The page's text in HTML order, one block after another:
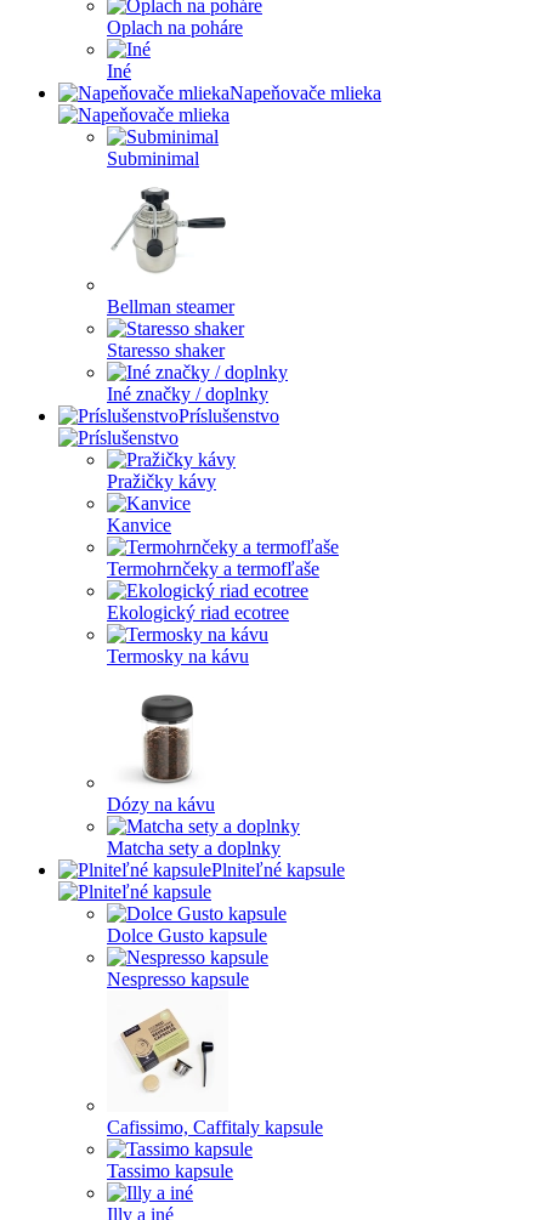
Oplach na poháre
Iné
Napeňovače mlieka
Subminimal
Bellman steamer
Staresso shaker
Iné značky / doplnky
Príslušenstvo
Pražičky kávy
Kanvice
Termohrnčeky a termofľaše
Ekologický riad ecotree
Termosky na kávu
Dózy na kávu
Matcha sety a doplnky
Plniteľné kapsule
Dolce Gusto kapsule
Nespresso kapsule
Cafissimo, Caffitaly kapsule
Tassimo kapsule
Illy a iné